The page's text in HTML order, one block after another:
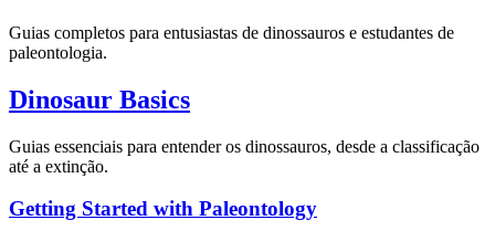
Guias completos para entusiastas de dinossauros e estudantes de
paleontologia.
Dinosaur Basics
Guias essenciais para entender os dinossauros, desde a classificação
até a extinção.
Getting Started with Paleontology